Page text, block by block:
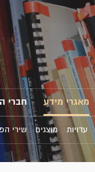
מאגרי מידע חברי
עדויות מוצגים שירי